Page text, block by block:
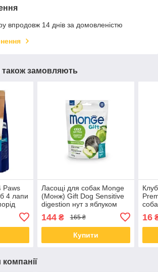
впродовж 14 днів за домовленістю
замовляють
Paws
4 лапи
Ласощі для собак Monge
(Монж) Gift Dog Sensitive
digestion нут з яблуком
144₴ 165 ₴
Купити
16
компанії